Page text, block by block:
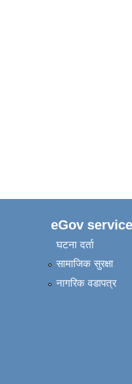
eGov
घटना दर्ता
सामाजिक सुरक्षा
नागरिक वडापत्र